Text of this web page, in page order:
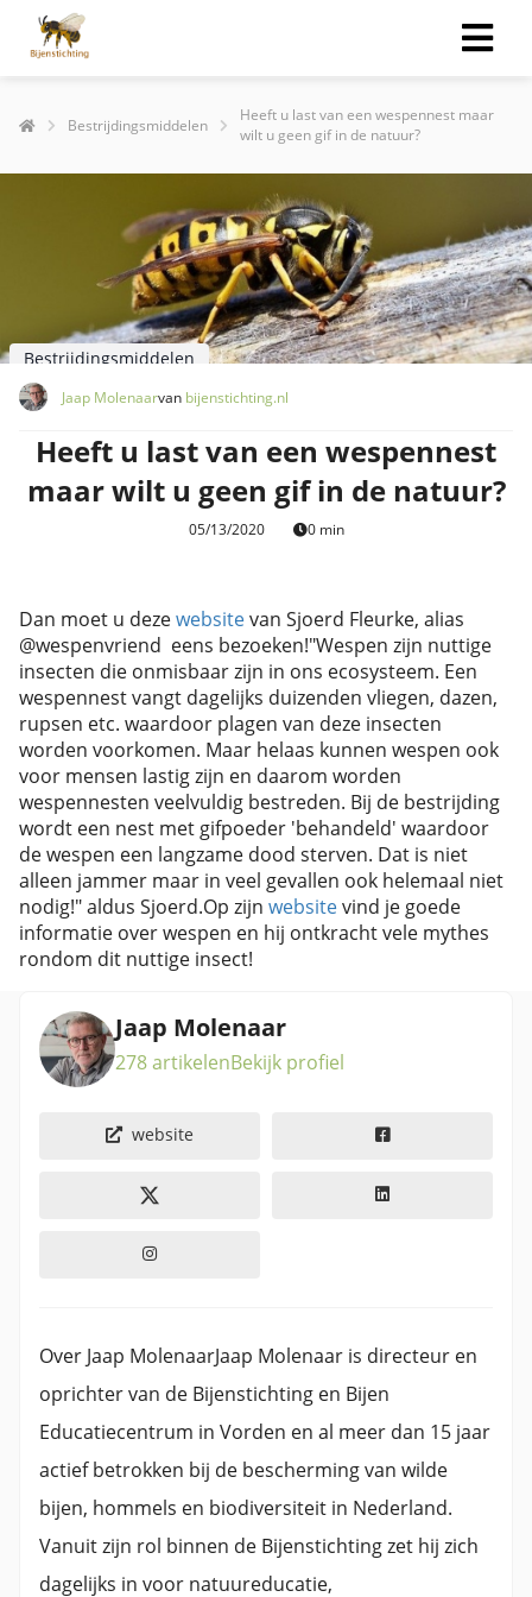
Bestrijdingsmiddelen
Heeft u last van een wespennest maar
wilt u geen gif in de natuur?
Bestrijdingsmiddelen
Jaap Molenaarvan bijenstichting.nl
Heeft u last van een wespennest
maar wilt u geen gif in de natuur?
05/13/2020 0 min
Dan moet u dezewebsitevan Sjoerd Fleurke, alias
@wespenvriend eens bezoeken!"Wespen zijn nuttige
insecten die onmisbaar zijn in ons ecosysteem. Een
wespennest vangt dagelijks duizenden vliegen, dazen,
rupsen etc. waardoor plagen van deze insecten
worden voorkomen. Maar helaas kunnen wespen ook
voor mensen lastig zijn en daarom worden
wespennesten veelvuldig bestreden. Bij de bestrijding
wordt een nest met gifpoeder 'behandeld' waardoor
de wespen een langzame dood sterven. Dat is niet
alleen jammer maar in veel gevallen ook helemaal niet
nodig!" aldus Sjoerd.Op zijn websitevind je goede
informatie over wespen en hij ontkracht vele mythes
rondom dit nuttige insect!
Jaap Molenaar
278 artikelenBekijk profiel
website
Over Jaap MolenaarJaap Molenaar is directeur en
oprichter van de Bijenstichting en Bijen
Educatiecentrum in Vorden en al meer dan 15 jaar
actief betrokken bij de bescherming van wilde
bijen, hommels en biodiversiteit in Nederland.
Vanuit zijn rol binnen de Bijenstichting zet hij zich
dagelijks in voor natuureducatie,